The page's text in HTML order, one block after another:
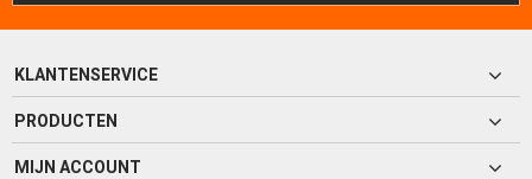
KLANTENSERVICE
PRODUCTEN
MIJN ACCOUNT